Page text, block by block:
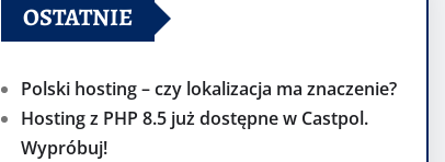
OSTATNIE
Polski hosting – czy lokalizacja ma znaczenie?
Hosting z PHP 8.5 już dostępne w Castpol.
Wypróbuj!